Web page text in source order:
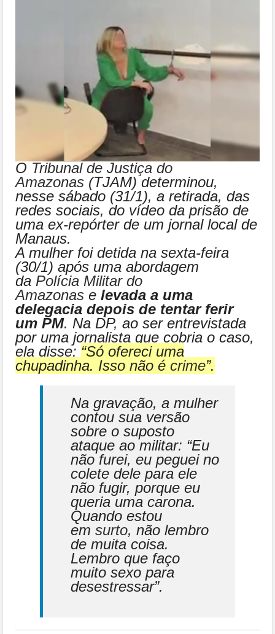
O Tribunal de Justiça do
Amazonas (TJAM) determinou,
nesse sábado (31/1), a retirada, das
redes sociais, do vídeo da prisão de
uma ex-repórter de um jornal local de
Manaus.
A mulher foi detida na sexta-feira
(30/1) após uma abordagem
da Polícia Militar do
Amazonas e levada a uma
delegacia depois de tentar ferir
um PM. Na DP, ao ser entrevistada
por uma jornalista que cobria o caso,
ela disse: “Só ofereci uma
chupadinha. Isso não écrime”.
Na gravação, a mulher
contou sua versão
sobre o suposto
ataque ao militar: “Eu
não furei, eu peguei no
colete dele para ele
não fugir, porque eu
queria uma carona.
Quando estou
emsurto, não lembro
de muita coisa.
Lembro que faço
muito sexo para
desestressar”.